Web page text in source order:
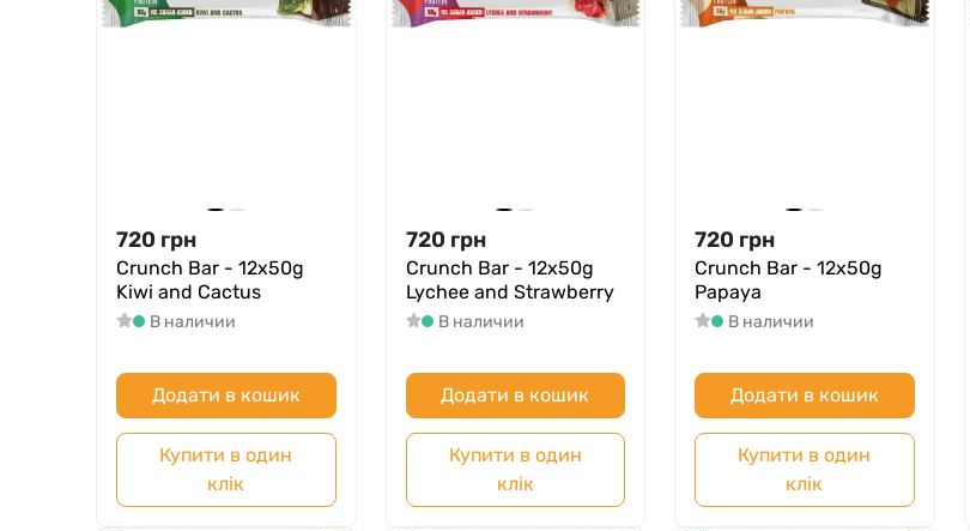
720 грн
Crunch Bar - 12x50g
Kiwi and Cactus
В наличии
Додати в кошик
Купити в один
клік
720 грн
Crunch Bar - 12x50g
Lychee and Strawberry
В наличии
Додати в кошик
Купити в один
клік
720 грн
Crunch Bar - 12x50g
Papaya
В наличии
Додати в кошик
Купити в один
клік